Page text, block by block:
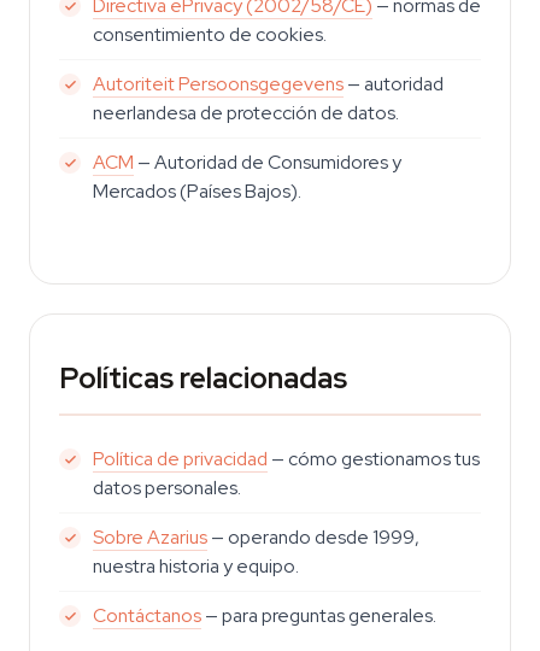
Directiva ePrivacy (2002/58/CE) — normas de
consentimiento de cookies.
Autoriteit Persoonsgegevens— autoridad
neerlandesa de protección de datos.
ACM — Autoridad de Consumidores y
Mercados (Países Bajos).
Políticas relacionadas
Política de privacidad — cómo gestionamos tus
datos personales.
Sobre Azarius— operando desde 1999,
nuestra historia y equipo.
Contáctanos— para preguntas generales.